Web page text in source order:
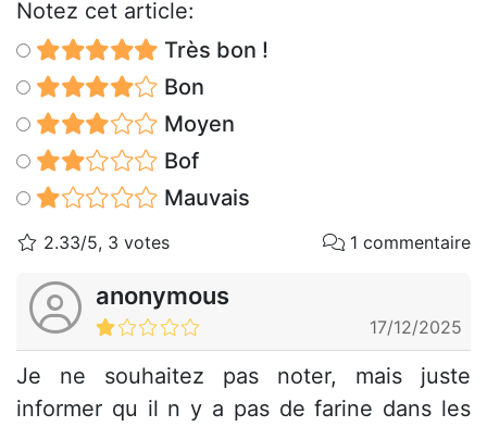
Notez cet article:
Très bon !
Bon
Moyen
Bof
Mauvais
2.33/5, 3 votes 1 commentaire
anonymous
17/12/2025
Je ne souhaitez pas noter, mais juste
informer qu il n y a pas de farine dans les